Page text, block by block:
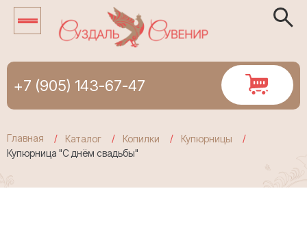
+7 (905) 143-67-47
Главная Каталог Копилки
Купюрницы
Купюрница "С днём свадьбы"